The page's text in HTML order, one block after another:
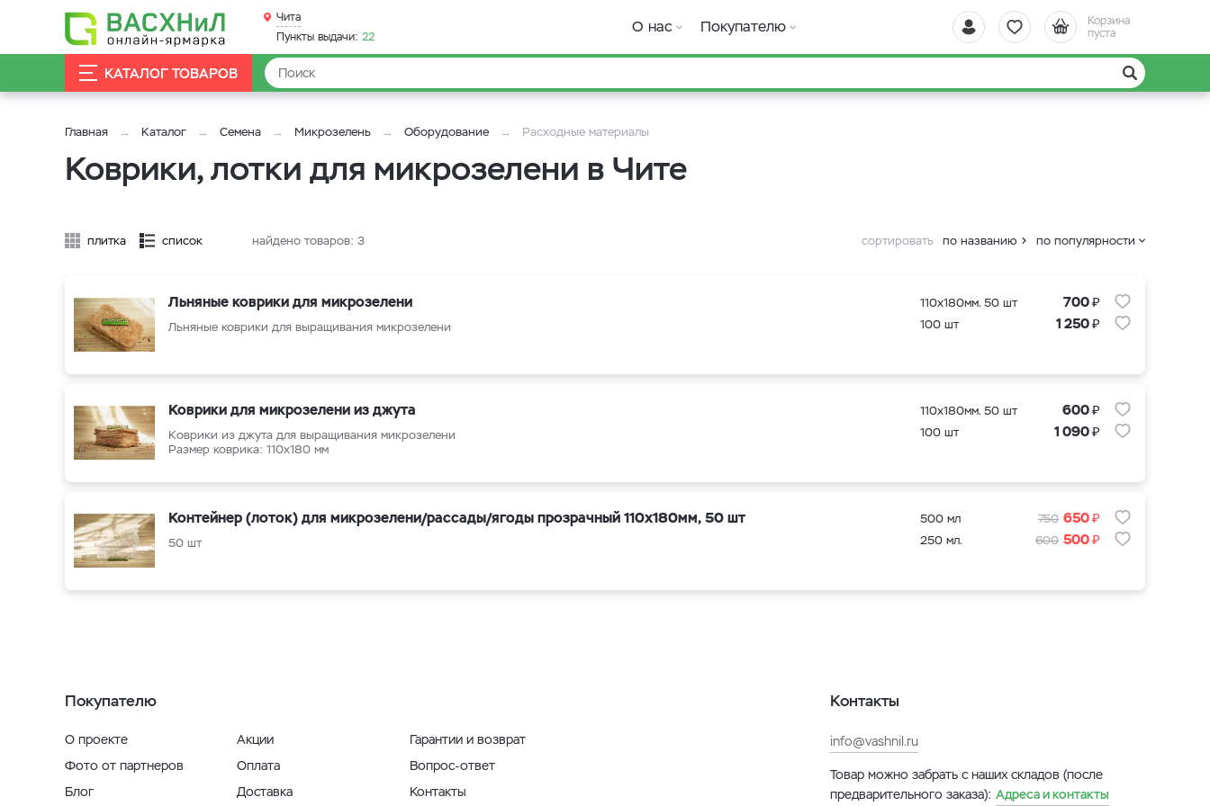
Корзина
пуста
Чита
Пункты выдачи: 22
О нас Покупателю
КАТАЛОГ ТОВАРОВ
Главная Каталог Семена Микрозелень Оборудование Расходные материалы
Коврики, лотки для микрозелени в Чите
плитка список найдено товаров: 3 сортировать по названию по популярности
Льняные коврики для микрозелени
Льняные коврики для выращивания микрозелени
110x180мм. 50 шт 700₽
100 шт 1 250₽
Коврики для микрозелени из джутa
Кoврики из джутa для выращивания микрoзелeни
Размер коврика: 110х180 мм
110x180мм. 50 шт 600₽
100 шт 1 090₽
Контейнер (лоток) для микрозелени/рассады/ягоды прозрачный 110х180мм, 50 шт
50 шт
500 мл 750 650₽
250 мл. 600 500₽
Покупателю
О проекте
Фото от партнеров
Блог
Акции
Оплата
Доставка
Гарантии и возврат
Вопрос-ответ
Контакты
Контакты
info@vashnil.ru
Товар можно забрать с наших складов (после
предварительного заказа): Адреса и контакты